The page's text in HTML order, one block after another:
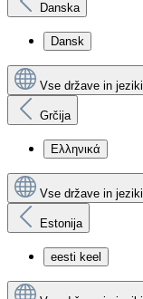
Danska
Dansk
Vse države in jeziki
Grčija
Ελληνικά
Vse države in jeziki
Estonija
eesti keel